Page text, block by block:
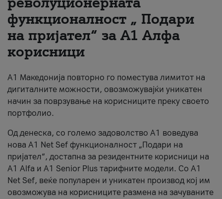
За нас
#ПодобарОнлајн
функционалност „ Подари
на пријател“ за А1 Алфа
корисници
А1 Македонија повторно го поместува лимитот на
дигиталните можности, овозможувајќи уникатен
начин за поврзување на корисниците преку своето
портфолио.
Од денеска, со големо задоволство А1 воведува
нова A1 Net Sef функционалност „Подари на
пријател“, достапна за резидентните корисници на
А1 Alfa и A1 Senior Plus тарифните модели. Со A1
Net Sef, веќе популарен и уникатен производ кој им
овозможува на корисниците размена на зачуваните